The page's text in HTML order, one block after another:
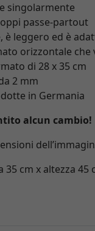
singolarmente
passe-partout
leggero ed è
orizzontale che
di 28 x 35 cm
2 mm
in Germania
alcun cambio!
cm x altezza 45